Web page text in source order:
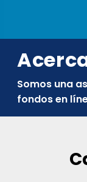
Somos una
fondos en